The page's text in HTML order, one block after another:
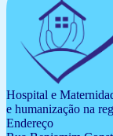
Hospital e
e humanização na
Endereço